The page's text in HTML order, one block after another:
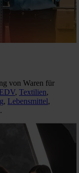
von Waren für
, Textilien,
, Lebensmittel,